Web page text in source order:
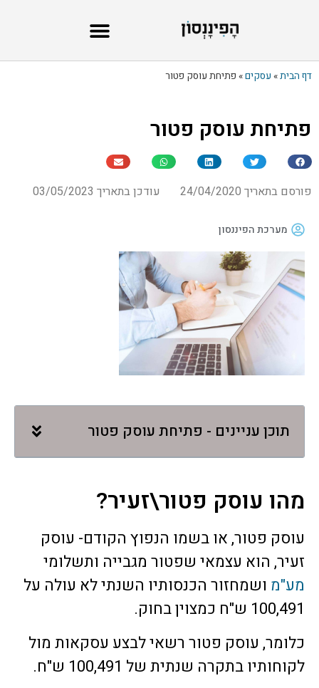
דף הבית» עסקים» פתיחת עוסק פטור
פתיחת עוסק פטור
פורסם בתאריך 24/04/2020 עודכן בתאריך 03/05/2023
מערכת הפיננסון
תוכן עניינים - פתיחת עוסק פטור
מהו עוסק פטור\זעיר?
עוסק פטור, או בשמו הנפוץ הקודם- עוסק
זעיר, הוא עצמאי שפטור מגבייה ותשלומי
מע"מ ושמחזור הכנסותיו השנתי לא עולה על
100,491 ש"ח כמצוין בחוק.
כלומר, עוסק פטור רשאי לבצע עסקאות מול
לקוחותיו בתקרה שנתית של 100,491 ש"ח.